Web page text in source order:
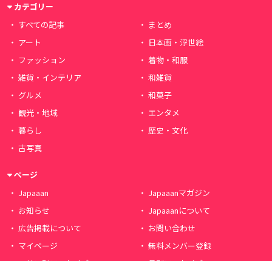
カテゴリー
すべての記事
まとめ
アート
日本画・浮世絵
ファッション
着物・和服
雑貨・インテリア
和雑貨
グルメ
和菓子
観光・地域
エンタメ
暮らし
歴史・文化
古写真
ページ
Japaaan
Japaaanマガジン
お知らせ
Japaaanについて
広告掲載について
お問い合わせ
マイページ
無料メンバー登録